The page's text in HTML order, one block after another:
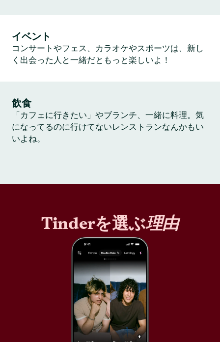
イベント
コンサートやフェス、カラオケやスポーツは、新し
く出会った人と一緒だともっと楽しいよ！
飲食
「カフェに行きたい」やブランチ、一緒に料理。気
になってるのに行けてないレンストランなんかもい
いよね。
Tinderを選ぶ理由